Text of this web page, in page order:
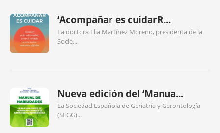
‘Acompañar es cuidarR...
La doctora Elia Martínez Moreno, presidenta de la
Socie...
Nueva edición del ‘Manua...
La Sociedad Española de Geriatría y Gerontología
(SEGG)...